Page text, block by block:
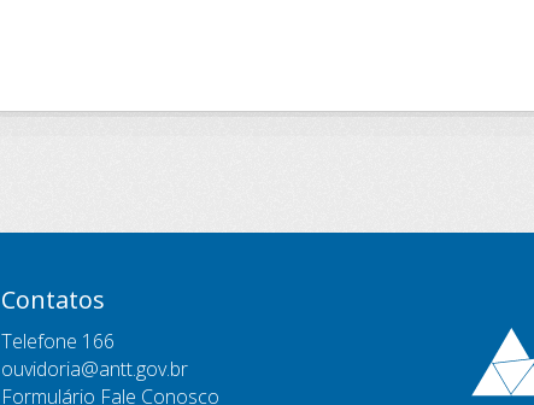
Contatos
Telefone 166
ouvidoria@antt.gov.br
Formulário Fale Conosco